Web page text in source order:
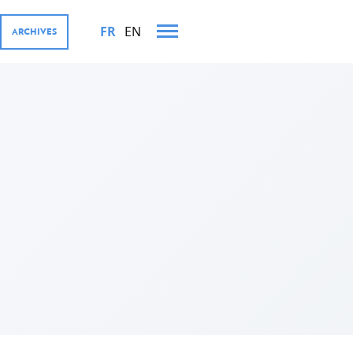
ARCHIVES FR EN